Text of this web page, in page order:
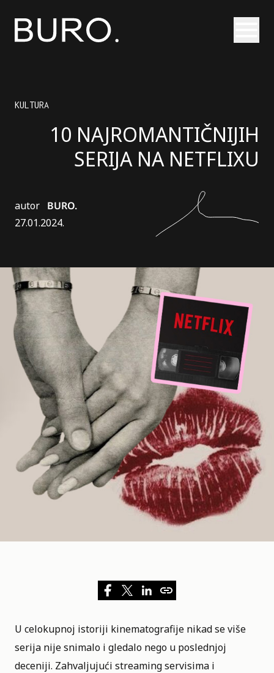
KULTURA
10 NAJROMANTIČNIJIH
SERIJA NA NETFLIXU
autor BURO.
27.01.2024.
U celokupnoj istoriji kinematografije nikad se više
serija nije snimalo i gledalo nego u poslednjoj
deceniji. Zahvaljujući streaming servisima i